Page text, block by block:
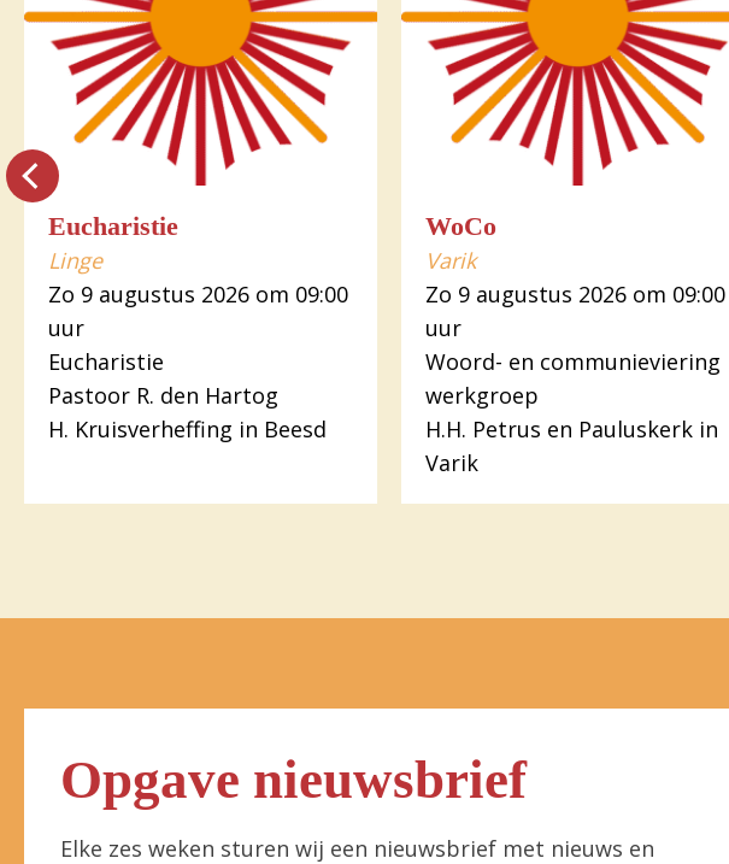
Eucharistie
Linge
Zo 9 augustus 2026 om 09:00
uur
Eucharistie
Pastoor R. den Hartog
H. Kruisverheffing in Beesd
WoCo
Varik
Zo 9 augustus 2026 om 09:00
uur
Woord- en communieviering
werkgroep
H.H. Petrus en Pauluskerk in
Varik
Opgave nieuwsbrief
Elke zes weken sturen wij een nieuwsbrief met nieuws en